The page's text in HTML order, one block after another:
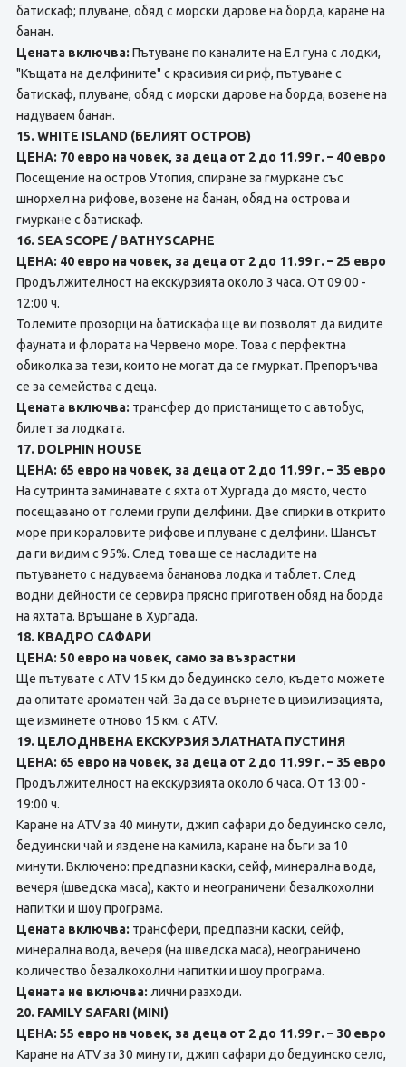
батискаф; плуване, обяд с морски дарове нa борда, каране на
банан.
Цената включва: Пътуване по каналите на Ел гуна с лодки,
"Къщата на делфините" с красивия си риф, пътуване с
батискаф, плуване, обяд с морски дарове на борда, возене на
надуваем банан.
15. WHITE ISLAND (БЕЛИЯТ ОСТРОВ)
ЦЕНА: 70 евро на човек, за деца от 2 до 11.99 г. – 40 евро
Посещение на остров Утопия, спиране за гмуркане със
шнорхел на рифове, возене на банан, обяд нa острова и
гмуркане с батискаф.
16. SEA SCOPE / BATHYSCAPHE
ЦЕНА: 40 евро на човек, за деца от 2 до 11.99 г. – 25 евро
Продължителност на екскурзията около 3 часа. От 09:00 -
12:00 ч.
Толемите прозорци на батискафа ще ви позволят да видите
фауната и флората на Червено море. Това с перфектна
обиколка за тези, които не могат да се гмуркат. Препоръчва
се за семейства с деца.
Цената включва: трансфер до пристанището с автобус,
билет за лодката.
17. DOLPHIN HOUSE
ЦЕНА: 65 евро на човек, за деца от 2 до 11.99 г. – 35 евро
На сутринта заминавате с яхта от Хургада до място, често
посещавано от големи групи делфини. Две спирки в открито
море при кораловите рифове и плуване с делфини. Шансът
да ги видим с 95%. След това ще се насладите на
пътуването с надуваема бананова лодка и таблет. След
водни дейности се сервира прясно приготвен обяд на борда
на яхтата. Връщане в Хургада.
18. КВАДРО САФАРИ
ЦЕНА: 50 евро на човек, само за възрастни
Ще пътувате с ATV 15 км до бедуинско село, където можете
да опитате ароматен чай. За да се върнете в цивилизацията,
ще изминете отново 15 км. с ATV.
19. ЦЕЛОДНВЕНА ЕКСКУРЗИЯ ЗЛАТНАТА ПУСТИНЯ
ЦЕНА: 65 евро на човек, за деца от 2 до 11.99 г. – 35 евро
Продължителност на екскурзията около 6 часа. От 13:00 -
19:00 ч.
Каране на ATV за 40 минути, джип сафари до бедуинско село,
бедуински чай и яздене на камила, каране на бъги за 10
минути. Включено: предпазни каски, сейф, минерална вода,
вечеря (шведска маса), както и неограничени безалкохолни
напитки и шоу програма.
Цената включва: трансфери, предпазни каски, сейф,
минерална вода, вечеря (на шведска маса), неограничено
количество безалкохолни напитки и шоу програма.
Цената не включва: лични разходи.
20. FAMILY SAFARI (MINI)
ЦЕНА: 55 евро на човек, за деца от 2 до 11.99 г. – 30 евро
Каране на ATV за 30 минути, джип сафари до бедуинско село,